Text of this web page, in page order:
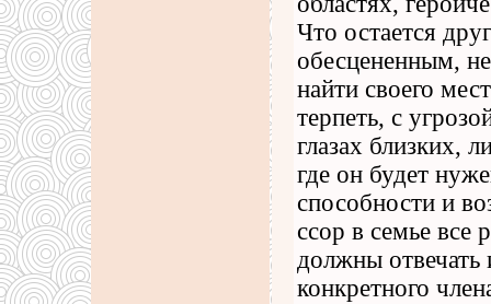
Что остается
обесцененным,
найти своего
терпеть, с
глазах близких,
где он будет
способности и
ссор в семье все
должны
конкретного